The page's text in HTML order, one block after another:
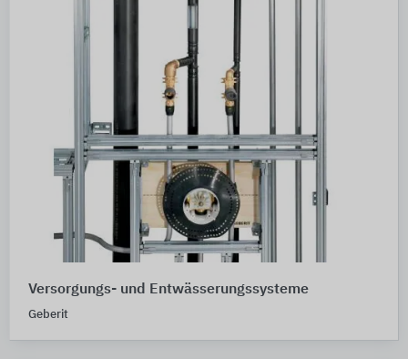
Versorgungs- und Entwässerungssysteme
Geberit